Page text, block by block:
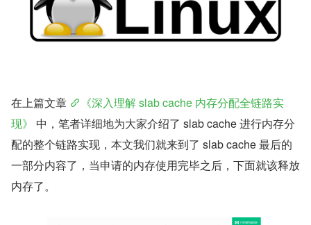
在上篇文章
《深入理解 slab cache 内存分配全链路实
现》
中，笔者详细地为大家介绍了 slab cache 进行内存分
配的整个链路实现，本文我们就来到了 slab cache 最后的
一部分内容了，当申请的内存使用完毕之后，下面就该释放
内存了。